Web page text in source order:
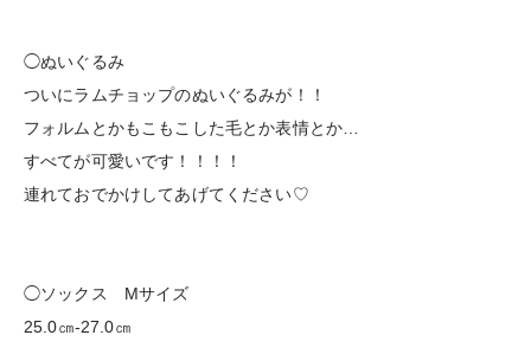
◯ぬいぐるみ
ついにラムチョップのぬいぐるみが！！
フォルムとかもこもこした毛とか表情とか…
すべてが可愛いです！！！！
連れておでかけしてあげてください♡
◯ソックス Mサイズ
25.0㎝-27.0㎝